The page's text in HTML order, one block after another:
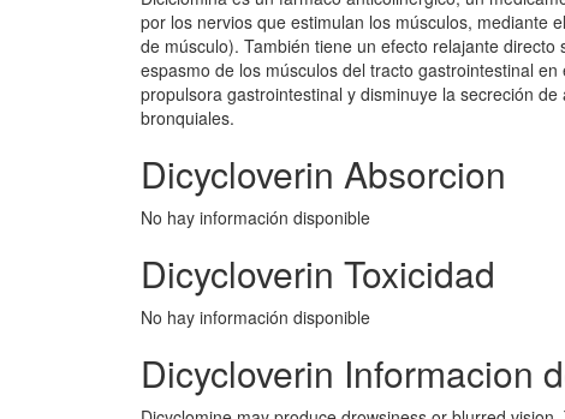
por los nervios que estimulan los músculos, mediante
de músculo). También tiene un efecto relajante
espasmo de los músculos del tracto gastrointestinal
propulsora gastrointestinal y disminuye la secreción
bronquiales.
Dicycloverin Absorcion
No hay información disponible
Dicycloverin Toxicidad
No hay información disponible
Dicycloverin Informacion